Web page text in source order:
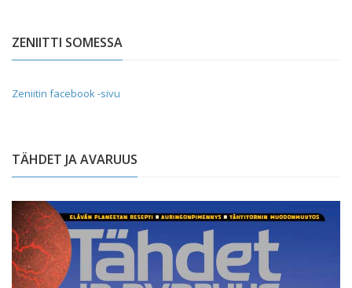
ZENIITTI SOMESSA
Zeniitin facebook -sivu
TÄHDET JA AVARUUS